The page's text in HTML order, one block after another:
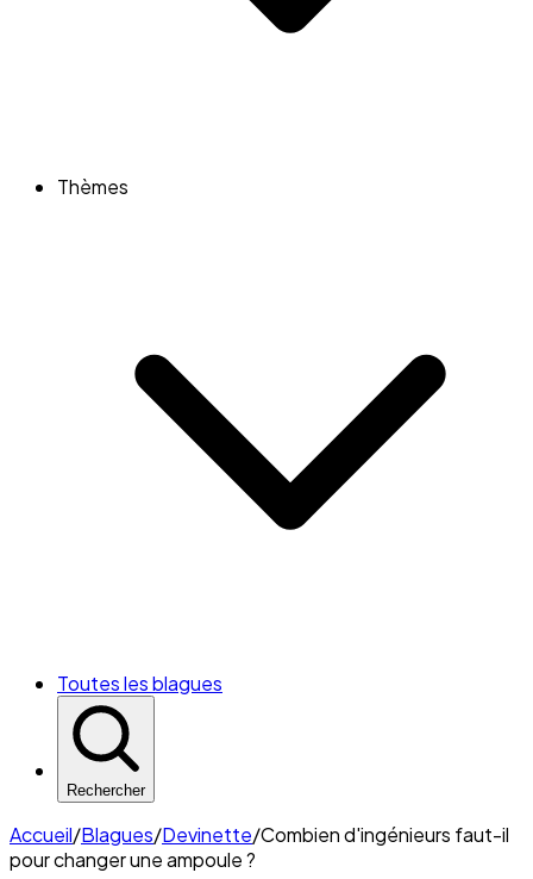
Thèmes
Toutes les blagues
Rechercher
Accueil/Blagues/Devinette/Combien d'ingénieurs faut-il
pour changer une ampoule ?